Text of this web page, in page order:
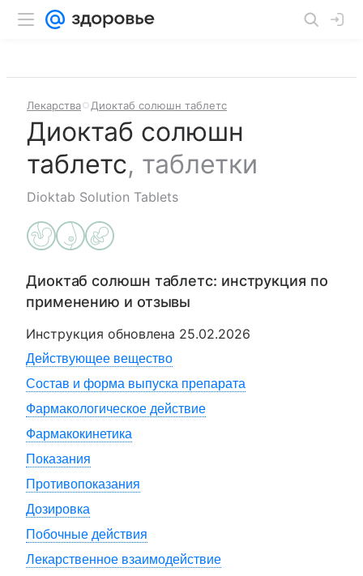
Лекарства Диоктаб солюшн таблетс
Диоктаб солюшн
таблетс, таблетки
Dioktab Solution Tablets
Диоктаб солюшн таблетс: инструкция по
применению и отзывы
Инструкция обновлена 25.02.2026
Действующее вещество
Состав и форма выпуска препарата
Фармакологическое действие
Фармакокинетика
Показания
Противопоказания
Дозировка
Побочные действия
Лекарственное взаимодействие